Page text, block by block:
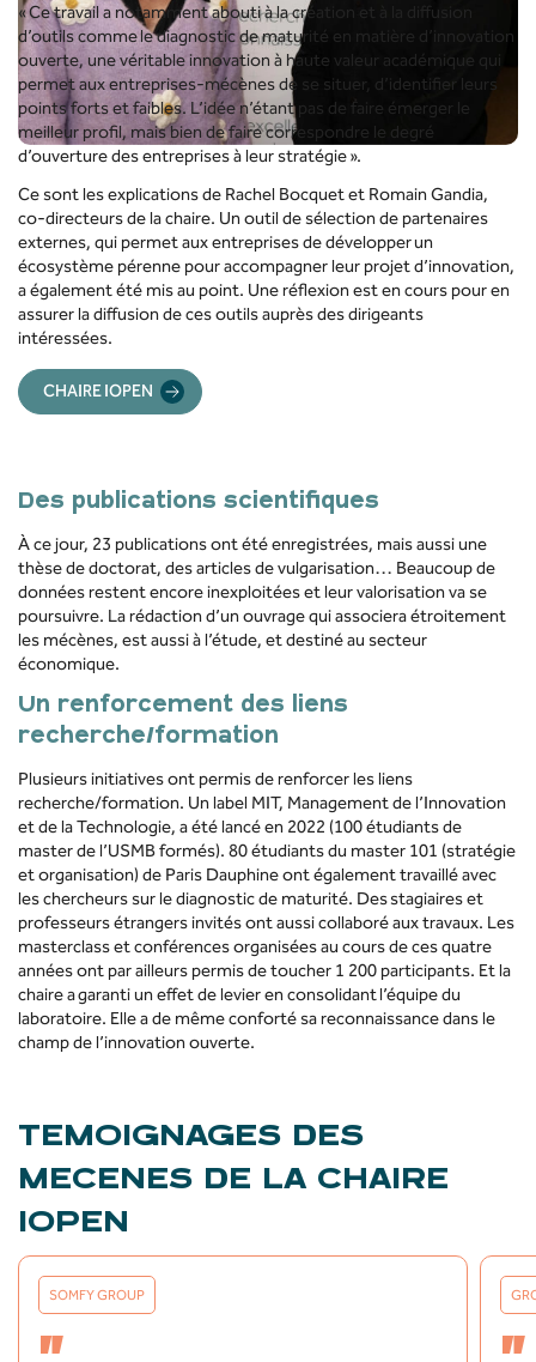
« Ce travail a notamment abouti à la création et à la diffusion
d’outils comme le diagnostic de maturité en matière d’innovation
ouverte, une véritable innovation à haute valeur académique qui
permet aux entreprises-mécènes de se situer, d’identifier leurs
points forts et faibles. L’idée n’étant pas de faire émerger le
meilleur profil, mais bien de faire correspondre le degré
d’ouverture des entreprises à leur stratégie ».
Ce sont les explications de Rachel Bocquet et Romain Gandia,
co-directeurs de la chaire. Un outil de sélection de partenaires
externes, qui permet aux entreprises de développer un
écosystème pérenne pour accompagner leur projet d’innovation,
a également été mis au point. Une réflexion est en cours pour en
assurer la diffusion de ces outils auprès des dirigeants
intéressées.
CHAIRE IOPEN
Des publications scientifiques
À ce jour, 23 publications ont été enregistrées, mais aussi une
thèse de doctorat, des articles de vulgarisation… Beaucoup de
données restent encore inexploitées et leur valorisation va se
poursuivre. La rédaction d’un ouvrage qui associera étroitement
les mécènes, est aussi à l’étude, et destiné au secteur
économique.
Un renforcement des liens
recherche/formation
Plusieurs initiatives ont permis de renforcer les liens
recherche/formation. Un label MIT, Management de l’Innovation
et de la Technologie, a été lancé en 2022 (100 étudiants de
master de l’USMB formés). 80 étudiants du master 101 (stratégie
et organisation) de Paris Dauphine ont également travaillé avec
les chercheurs sur le diagnostic de maturité. Des stagiaires et
professeurs étrangers invités ont aussi collaboré aux travaux. Les
masterclass et conférences organisées au cours de ces quatre
années ont par ailleurs permis de toucher 1 200 participants. Et la
chaire a garanti un effet de levier en consolidant l’équipe du
laboratoire. Elle a de même conforté sa reconnaissance dans le
champ de l’innovation ouverte.
TEMOIGNAGES DES
MECENES DE LA CHAIRE
IOPEN
SOMFY GROUP